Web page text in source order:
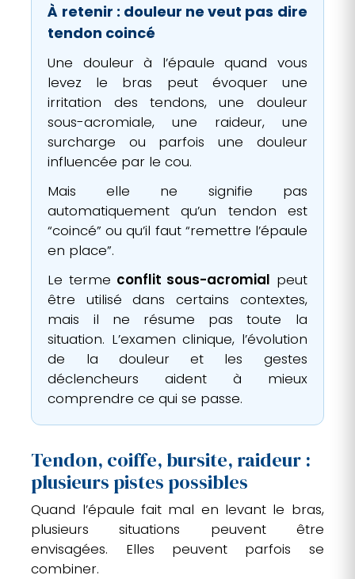
À retenir : douleur ne veut pas dire
tendon coincé
Une douleur à l’épaule quand vous
levez le bras peut évoquer une
irritation des tendons, une douleur
sous-acromiale, une raideur, une
surcharge ou parfois une douleur
influencée par le cou.
Mais elle ne signifie pas
automatiquement qu’un tendon est
“coincé” ou qu’il faut “remettre l’épaule
en place”.
Le terme conflit sous-acromial peut
être utilisé dans certains contextes,
mais il ne résume pas toute la
situation. L’examen clinique, l’évolution
de la douleur et les gestes
déclencheurs aident à mieux
comprendre ce qui se passe.
Tendon, coiffe, bursite, raideur :
plusieurs pistes possibles
Quand l’épaule fait mal en levant le bras,
plusieurs situations peuvent être
envisagées. Elles peuvent parfois se
combiner.